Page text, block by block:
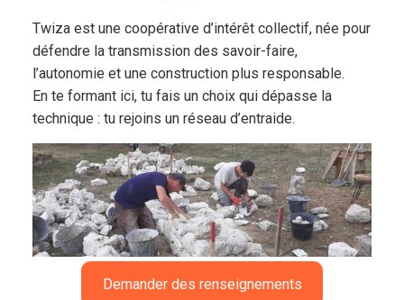
Twiza est une coopérative d’intérêt collectif, née pour
défendre la transmission des savoir-faire,
l’autonomie et une construction plus responsable.
En te formant ici, tu fais un choix qui dépasse la
technique : tu rejoins un réseau d’entraide.
Demander des renseignements